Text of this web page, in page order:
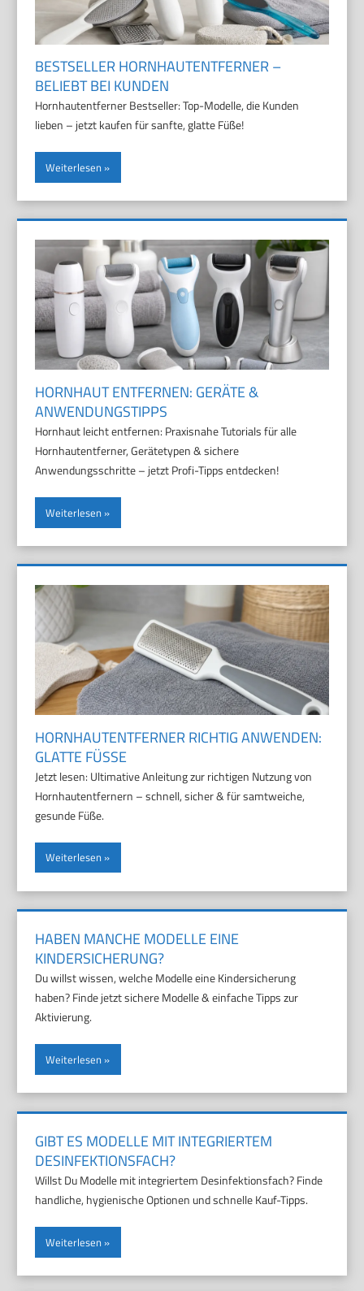
BESTSELLER HORNHAUTENTFERNER –
BELIEBT BEI KUNDEN
Hornhautentferner Bestseller: Top-Modelle, die Kunden
lieben – jetzt kaufen für sanfte, glatte Füße!
Weiterlesen
HORNHAUT ENTFERNEN: GERÄTE &
ANWENDUNGSTIPPS
Hornhaut leicht entfernen: Praxisnahe Tutorials für alle
Hornhautentferner, Gerätetypen & sichere
Anwendungsschritte – jetzt Profi-Tipps entdecken!
Weiterlesen
HORNHAUTENTFERNER RICHTIG ANWENDEN:
GLATTE FÜSSE
Jetzt lesen: Ultimative Anleitung zur richtigen Nutzung von
Hornhautentfernern – schnell, sicher & für samtweiche,
gesunde Füße.
Weiterlesen
HABEN MANCHE MODELLE EINE
KINDERSICHERUNG?
Du willst wissen, welche Modelle eine Kindersicherung
haben? Finde jetzt sichere Modelle & einfache Tipps zur
Aktivierung.
Weiterlesen
GIBT ES MODELLE MIT INTEGRIERTEM
DESINFEKTIONSFACH?
Willst Du Modelle mit integriertem Desinfektionsfach? Finde
handliche, hygienische Optionen und schnelle Kauf-Tipps.
Weiterlesen